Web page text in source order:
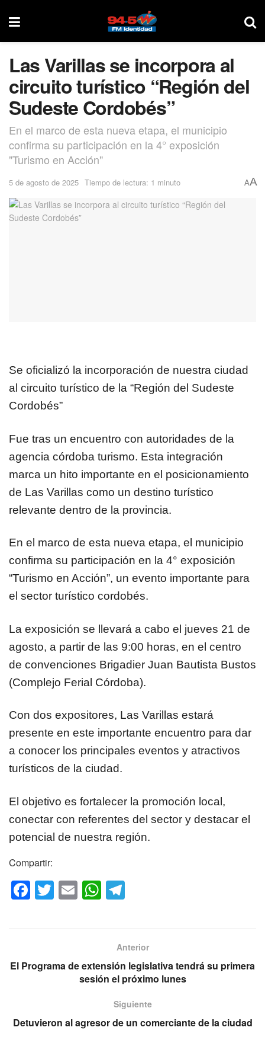
Las Varillas se incorpora al
circuito turístico “Región del
Sudeste Cordobés”
En el marco de esta nueva etapa, el municipio
confirma su participación en la 4° exposición
"Turismo en Acción"
5 de agosto de 2025 Tiempo de lectura: 1 minuto AA
Se oficializó la incorporación de nuestra ciudad
al circuito turístico de la “Región del Sudeste
Cordobés”
Fue tras un encuentro con autoridades de la
agencia córdoba turismo. Esta integración
marca un hito importante en el posicionamiento
de Las Varillas como un destino turístico
relevante dentro de la provincia.
En el marco de esta nueva etapa, el municipio
confirma su participación en la 4° exposición
“Turismo en Acción”, un evento importante para
el sector turístico cordobés.
La exposición se llevará a cabo el jueves 21 de
agosto, a partir de las 9:00 horas, en el centro
de convenciones Brigadier Juan Bautista Bustos
(Complejo Ferial Córdoba).
Con dos expositores, Las Varillas estará
presente en este importante encuentro para dar
a conocer los principales eventos y atractivos
turísticos de la ciudad.
El objetivo es fortalecer la promoción local,
conectar con referentes del sector y destacar el
potencial de nuestra región.
Compartir:
F
a
b
k
T
wi
E
m
W
h
A
p
gr
a
m
Anterior
El Programa de extensión legislativa tendrá su primera
sesión el próximo lunes
Siguiente
Detuvieron al agresor de un comerciante de la ciudad